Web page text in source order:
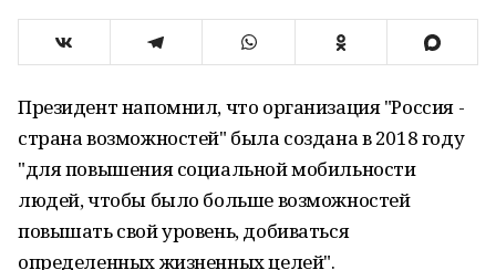
Президент напомнил, что организация "Россия -
страна возможностей" была создана в 2018 году
"для повышения социальной мобильности
людей, чтобы было больше возможностей
повышать свой уровень, добиваться
определенных жизненных целей".